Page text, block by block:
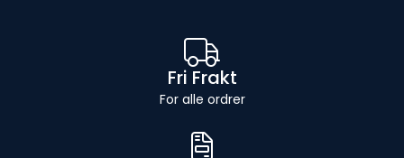
Fri Frakt
For alle ordrer